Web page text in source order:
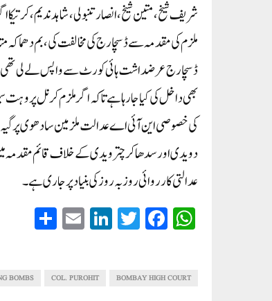
شریف شیخ، متین شیخ، انصار تنبولی، شاہد ندیم،
ملزم کی مقدمہ سے ڈسچار ج کی مخالفت کی، بم دھماکہ
ڈسچارج عرضداشت ہائی کورٹ سے واپس لے لی
بھی داخل کی کیا جارہا ہے تاکہ اگر ملزم کرنل
کی خصوصی این آئی اے عدالت ملزمین سادھوی پرگیہ
عدالتی کارروائی روز بہ روز کی بنیاد پر جاری ہے۔
W
ha
A
Fa
ce
ok
T
wi
r
Li
nk
In
E
m
BOMBAY HIGH COURT
COL. PUROHIT
BOMBS